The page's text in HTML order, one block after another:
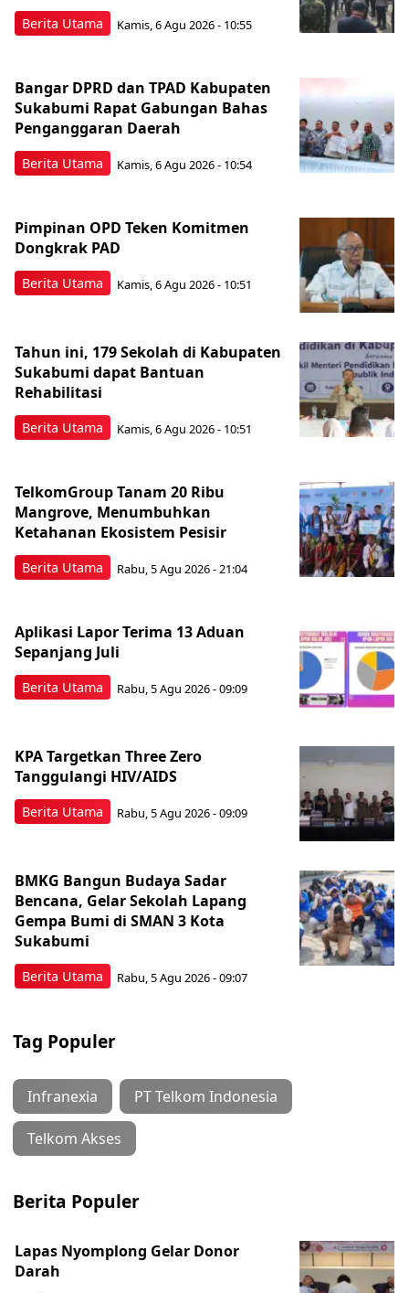
Berita Utama Kamis, 6 Agu 2026 - 10:55
Berita Utama
Bangar DPRD dan TPAD Kabupaten
Sukabumi Rapat Gabungan Bahas
Penganggaran Daerah
Kamis, 6 Agu 2026 - 10:54
Berita Utama
Pimpinan OPD Teken Komitmen
Dongkrak PAD
Kamis, 6 Agu 2026 - 10:51
Berita Utama
Tahun ini, 179 Sekolah di Kabupaten
Sukabumi dapat Bantuan
Rehabilitasi
Kamis, 6 Agu 2026 - 10:51
Berita Utama
TelkomGroup Tanam 20 Ribu
Mangrove, Menumbuhkan
Ketahanan Ekosistem Pesisir
Rabu, 5 Agu 2026 - 21:04
Berita Utama
Aplikasi Lapor Terima 13 Aduan
Sepanjang Juli
Rabu, 5 Agu 2026 - 09:09
Berita Utama
KPA Targetkan Three Zero
Tanggulangi HIV/AIDS
Rabu, 5 Agu 2026 - 09:09
Berita Utama
BMKG Bangun Budaya Sadar
Bencana, Gelar Sekolah Lapang
Gempa Bumi di SMAN 3 Kota
Sukabumi
Rabu, 5 Agu 2026 - 09:07
Tag Populer
Infranexia PT Telkom Indonesia
Telkom Akses
Berita Populer
Lapas Nyomplong Gelar Donor
Darah